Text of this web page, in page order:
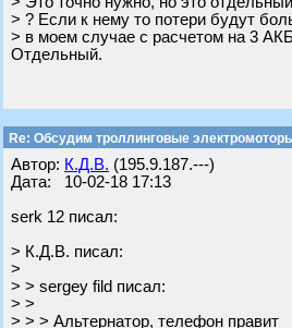
> ? Если к нему то потери будут
> в моем случае с расчетом на 3 АКБ
Отдельный.
Re: Обсудим троллинговые
Автор: К.Д.В. (195.9.187.---)
Дата: 10-02-18 17:13
serk 12 писал:
> К.Д.В. писал:
>
> > sergey fild писал:
> >
> > > Альтернатор, телефон правит